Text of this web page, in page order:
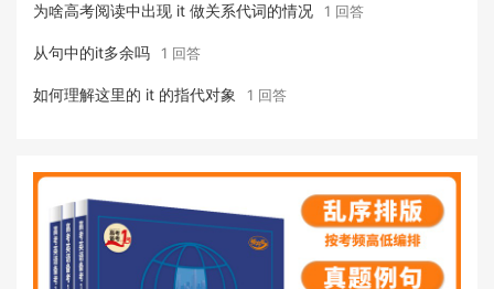
为啥高考阅读中出现 it 做关系代词的情况 1 回答
从句中的it多余吗 1 回答
如何理解这里的 it 的指代对象 1 回答